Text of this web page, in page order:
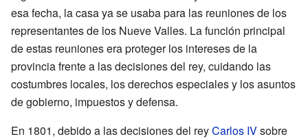
esa fecha, la casa ya se usaba para las reuniones de los
representantes de los Nueve Valles. La función principal
de estas reuniones era proteger los intereses de la
provincia frente a las decisiones del rey, cuidando las
costumbres locales, los derechos especiales y los asuntos
de gobierno, impuestos y defensa.
En 1801, debido a las decisiones del reyCarlos IVsobre